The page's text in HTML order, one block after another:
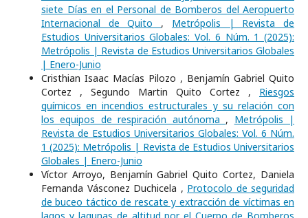
siete Días en el Personal de Bomberos del Aeropuerto
Internacional de Quito , Metrópolis | Revista de
Estudios Universitarios Globales: Vol. 6 Núm. 1 (2025):
Metrópolis | Revista de Estudios Universitarios Globales
| Enero-Junio
Cristhian Isaac Macías Pilozo , Benjamín Gabriel Quito
Cortez , Segundo Martin Quito Cortez , Riesgos
químicos en incendios estructurales y su relación con
los equipos de respiración autónoma , Metrópolis |
Revista de Estudios Universitarios Globales: Vol. 6 Núm.
1 (2025): Metrópolis | Revista de Estudios Universitarios
Globales | Enero-Junio
Víctor Arroyo, Benjamín Gabriel Quito Cortez, Daniela
Fernanda Vásconez Duchicela , Protocolo de seguridad
de buceo táctico de rescate y extracción de víctimas en